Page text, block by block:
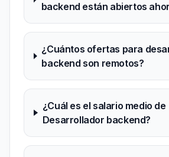
backend están abiertos
¿Cuántos ofertas para
backend son remotos?
¿Cuál es el salario medio de
Desarrollador backend?